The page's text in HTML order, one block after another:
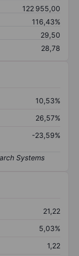
122 955,00
116,43%
29,50
28,78
10,53%
26,57%
-23,59%
21,22
5,03%
1,22